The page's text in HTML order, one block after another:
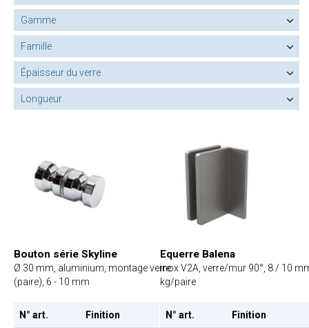
Gamme
Famille
Épaisseur du verre
Longueur
Bouton série Skyline
Ø 30 mm, aluminium, montage verre
(paire), 6 - 10 mm
N° art. Finition PU
Equerre Balena
inox V2A, verre/mur 90°, 8 / 10
kg/paire
N° art. Finition